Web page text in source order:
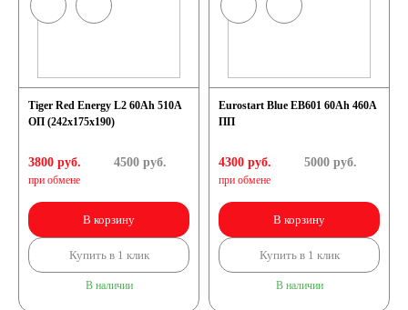
Tiger Red Energy L2 60Ah 510A
ОП (242x175x190)
3800 руб.
при обмене
4500руб.
В корзину
Купить в 1 клик
В наличии
Eurostart Blue EB601 60Ah 460A
ПП
4300 руб.
при обмене
5000руб.
В корзину
Купить в 1 клик
В наличии